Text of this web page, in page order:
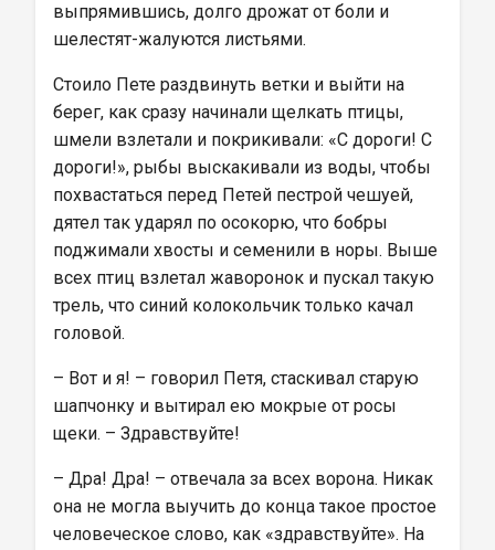
выпрямившись, долго дрожат от боли и
шелестят-жалуются листьями.
Стоило Пете раздвинуть ветки и выйти на
берег, как сразу начинали щелкать птицы,
шмели взлетали и покрикивали: «С дороги! С
дороги!», рыбы выскакивали из воды, чтобы
похвастаться перед Петей пестрой чешуей,
дятел так ударял по осокорю, что бобры
поджимали хвосты и семенили в норы. Выше
всех птиц взлетал жаворонок и пускал такую
трель, что синий колокольчик только качал
головой.
– Вот и я! – говорил Петя, стаскивал старую
шапчонку и вытирал ею мокрые от росы
щеки. – Здравствуйте!
– Дра! Дра! – отвечала за всех ворона. Никак
она не могла выучить до конца такое простое
человеческое слово, как «здравствуйте». На